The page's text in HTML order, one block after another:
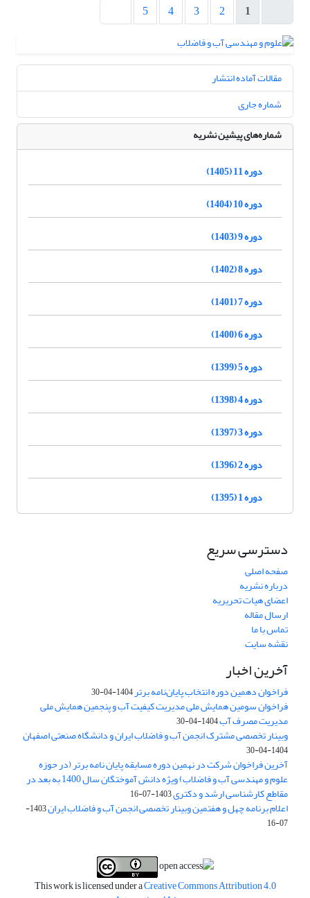
1
2
3
4
5
مقالات آماده انتشار
شماره جاری
شماره‌های پیشین نشریه
دوره 11 (1405)
دوره 10 (1404)
دوره 9 (1403)
دوره 8 (1402)
دوره 7 (1401)
دوره 6 (1400)
دوره 5 (1399)
دوره 4 (1398)
دوره 3 (1397)
دوره 2 (1396)
دوره 1 (1395)
دسترسی سریع
صفحه اصلی
درباره نشریه
اعضای هیات تحریریه
ارسال مقاله
تماس با ما
نقشه سایت
آخرین اخبار
فراخوان دهمین دوره انتخاب پایان‌نامه برتر1404-04-30
فراخوان سومین همایش ملی مدیریت کیفیت آب و پنجمین همایش ملی
مدیریت مصرف آب1404-04-30
وبینار تخصصی مشترک انجمن آب و فاضلاب ایران و دانشگاه صنعتی اصفهان
1404-04-30
آخرین فراخوان شرکت در نهمین دوره مسابقه پایان نامه برتر (در حوزه
علوم و مهندسی آب و فاضلاب) ویژه دانش آموختگان سال 1400 به بعد در
مقاطع کارشناسی ارشد و دکتری1403-07-16
اعلام برنامه چهل و هفتمین وبینار تخصصی انجمن آب و فاضلاب ایران
1403-
07-16
This work is licensed under aCreative Commons Attribution 4.0